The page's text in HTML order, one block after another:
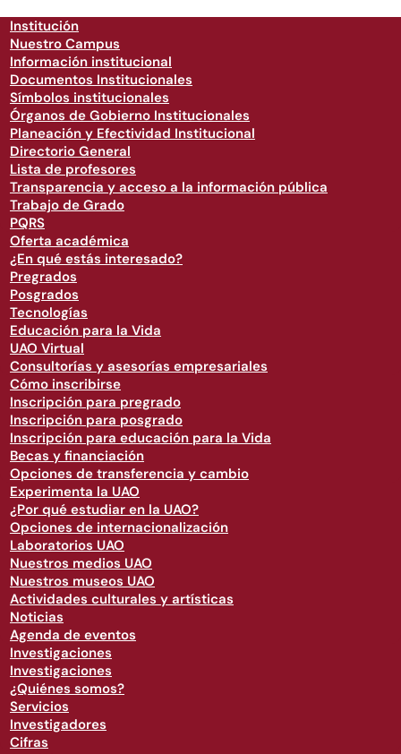
Institución
Nuestro Campus
Información institucional
Documentos Institucionales
Símbolos institucionales
Órganos de Gobierno Institucionales
Planeación y Efectividad Institucional
Directorio General
Lista de profesores
Transparencia y acceso a la información pública
Trabajo de Grado
PQRS
Oferta académica
¿En qué estás interesado?
Pregrados
Posgrados
Tecnologías
Educación para la Vida
UAO Virtual
Consultorías y asesorías empresariales
Cómo inscribirse
Inscripción para pregrado
Inscripción para posgrado
Inscripción para educación para la Vida
Becas y financiación
Opciones de transferencia y cambio
Experimenta la UAO
¿Por qué estudiar en la UAO?
Opciones de internacionalización
Laboratorios UAO
Nuestros medios UAO
Nuestros museos UAO
Actividades culturales y artísticas
Noticias
Agenda de eventos
Investigaciones
Investigaciones
¿Quiénes somos?
Servicios
Investigadores
Cifras